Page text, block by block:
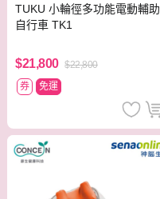
TUKU 小輪徑多功能電動輔助
自行車 TK1
$21,800 $22,800
券
免運